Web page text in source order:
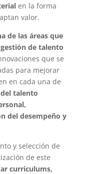
en la forma
valor.
de las áreas que
de talento
que se
para mejorar
en cada una de
talento
del desempeño y
y selección de
de este
currículums,